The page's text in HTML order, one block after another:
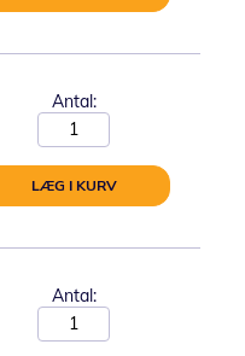
Antal:
LÆG I KURV
Antal: